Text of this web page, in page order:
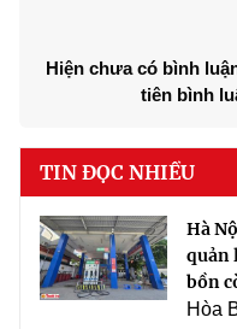
Hiện chưa có bình
tiên bình
TIN ĐỌC NHIỀU
Hà
quản
bồn
Hòa